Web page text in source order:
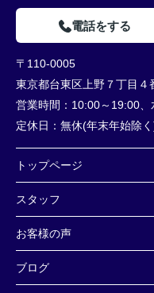
電話をする
〒110-0005
東京都台東区上野７丁目４
営業時間： 10:00～19:00
定休日： 無休(年末年始除
トップページ
スタッフ
お客様の声
ブログ